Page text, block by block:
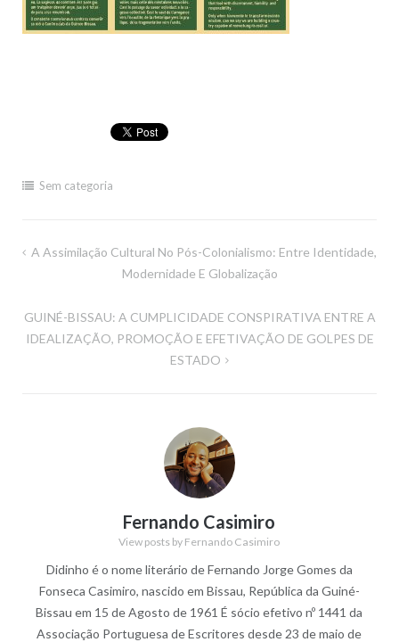
Sem categoria
Navegação
A Assimilação Cultural No Pós-Colonialismo: Entre Identidade,
Modernidade E Globalização
GUINÉ-BISSAU: A CUMPLICIDADE CONSPIRATIVA ENTRE A
IDEALIZAÇÃO, PROMOÇÃO E EFETIVAÇÃO DE GOLPES DE
ESTADO
Fernando Casimiro
View posts by Fernando Casimiro
Didinho é o nome literário de Fernando Jorge Gomes da
Fonseca Casimiro, nascido em Bissau, República da Guiné-
Bissau em 15 de Agosto de 1961 É sócio efetivo nº 1441 da
Associação Portuguesa de Escritores desde 23 de maio de